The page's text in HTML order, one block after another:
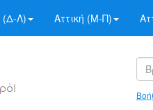
(Δ-Λ) Αττική (Μ-Π)